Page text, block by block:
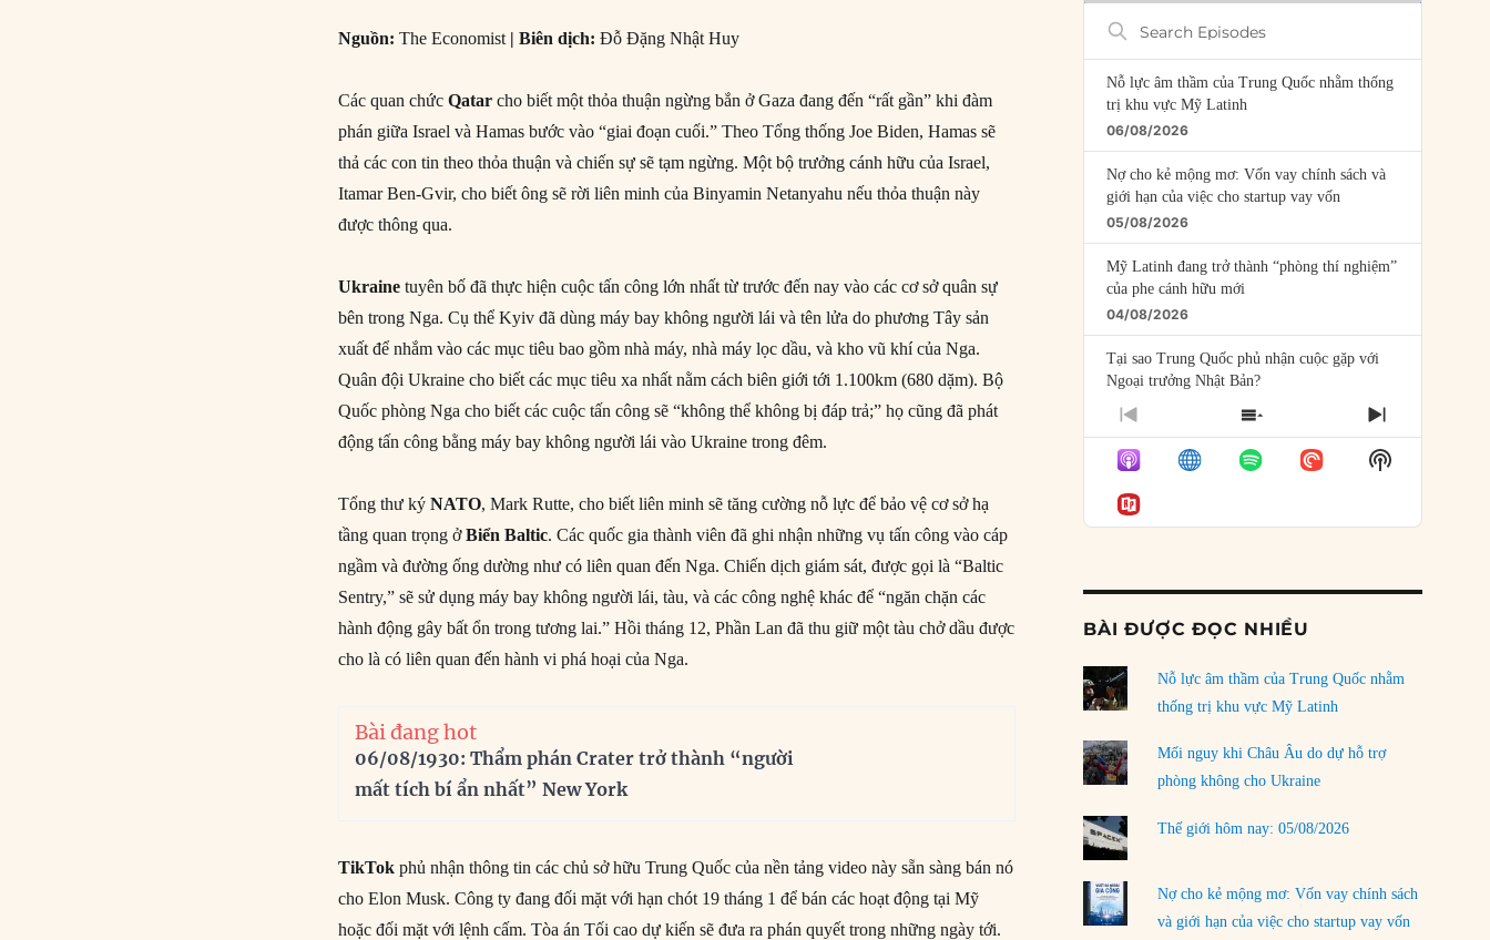
Nguồn:The Economist |Biên dịch:Đỗ Đặng Nhật Huy
Các quan chứcQatar cho biết một thỏa thuận ngừng bắn ở Gaza đang đến “rất gần” khi đàm
phán giữa Israel và Hamas bước vào “giai đoạn cuối.” Theo Tổng thống Joe Biden, Hamas sẽ
thả các con tin theo thỏa thuận và chiến sự sẽ tạm ngừng. Một bộ trưởng cánh hữu của Israel,
Itamar Ben-Gvir, cho biết ông sẽ rời liên minh của Binyamin Netanyahu nếu thỏa thuận này
được thông qua.
Ukraine tuyên bố đã thực hiện cuộc tấn công lớn nhất từ trước đến nay vào các cơ sở quân sự
bên trong Nga. Cụ thể Kyiv đã dùng máy bay không người lái và tên lửa do phương Tây sản
xuất để nhắm vào các mục tiêu bao gồm nhà máy, nhà máy lọc dầu, và kho vũ khí của Nga.
Quân đội Ukraine cho biết các mục tiêu xa nhất nằm cách biên giới tới 1.100km (680 dặm). Bộ
Quốc phòng Nga cho biết các cuộc tấn công sẽ “không thể không bị đáp trả;” họ cũng đã phát
động tấn công bằng máy bay không người lái vào Ukraine trong đêm.
Tổng thư kýNATO, Mark Rutte, cho biết liên minh sẽ tăng cường nỗ lực để bảo vệ cơ sở hạ
tầng quan trọng ởBiển Baltic. Các quốc gia thành viên đã ghi nhận những vụ tấn công vào cáp
ngầm và đường ống dường như có liên quan đến Nga. Chiến dịch giám sát, được gọi là “Baltic
Sentry,” sẽ sử dụng máy bay không người lái, tàu, và các công nghệ khác để “ngăn chặn các
hành động gây bất ổn trong tương lai.” Hồi tháng 12, Phần Lan đã thu giữ một tàu chở dầu được
cho là có liên quan đến hành vi phá hoại của Nga.
Bài đang hot
06/08/1930: Thẩm phán Crater trở thành “người
mất tích bí ẩn nhất” New York
TikTok phủ nhận thông tin các chủ sở hữu Trung Quốc của nền tảng video này sẵn sàng bán nó
cho Elon Musk. Công ty đang đối mặt với hạn chót 19 tháng 1 để bán các hoạt động tại Mỹ
hoặc đối mặt với lệnh cấm. Tòa án Tối cao dự kiến sẽ đưa ra phán quyết trong những ngày tới.
Search
Episodes
Nỗ lực âm thầm của Trung Quốc nhằm thống
trị khu vực Mỹ Latinh
06/08/2026
Nợ cho kẻ mộng mơ: Vốn vay chính sách và
giới hạn của việc cho startup vay vốn
05/08/2026
Mỹ Latinh đang trở thành “phòng thí nghiệm”
của phe cánh hữu mới
04/08/2026
Tại sao Trung Quốc phủ nhận cuộc gặp với
Ngoại trưởng Nhật Bản?
04/08/2026
Điểm mù chiến lược của Trump tại Thái Bình
Dương
03/08/2026
rủi ro
01/08/2026
31/07/2026
phải chịu đựng?
30/07/2026
Tập tìm cách chôn vùi bê bối chấn động vòng
tròn thân cận của mình
PREVIOUS
EPISODE
SHOW
EPISODES
LIST
NEXT
EPISODE
Show
Podcast
BÀI ĐƯỢC ĐỌC NHIỀU
Nỗ lực âm thầm của Trung Quốc nhằm
thống trị khu vực Mỹ Latinh
Mối nguy khi Châu Âu do dự hỗ trợ
phòng không cho Ukraine
Thế giới hôm nay: 05/08/2026
Nợ cho kẻ mộng mơ: Vốn vay chính sách
và giới hạn của việc cho startup vay vốn